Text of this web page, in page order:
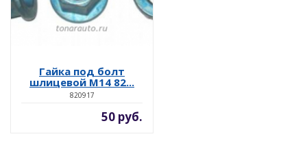
Гайка под болт
шлицевой М14 82...
820917
50 руб.